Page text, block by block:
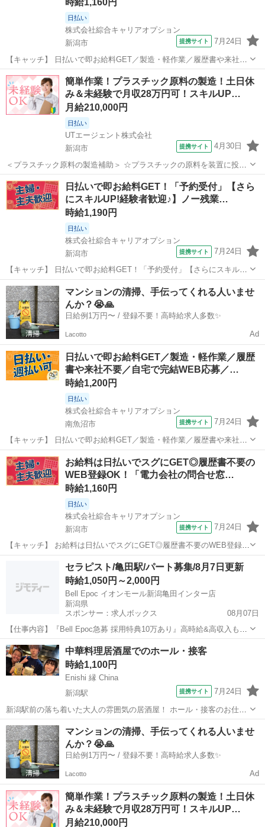
時給1,160円
日払い
株式会社綜合キャリアオプション
新潟市
提携サイト 7月24日
【キャッチ】 日払いで即お給料GET／製造・軽作業／履歴書や来社不
要／自宅で完結WEB応募／新潟市中央区周辺 【コメント】 弊社なら
事前の職場見学が多数！お仕事安心スタート★★ 「派遣では働いたこ
とが無くて気になる・・・...
新潟 新潟市 その他
簡単作業！プラスチック原料の製造！土日休
み＆未経験で月収28万円可！スキルUP…
月給210,000円
日払い
UTエージェント株式会社
新潟市
提携サイト 4月30日
＜プラスチック原料の製造補助＞ ☆プラスチックの原料を装置に投入
する作業がメイン！ 単純作業なので難しい作業はありません♪ ◆慣れ
てきたら複数台を担当していきます 同じ作業の繰り返しなのでカンタ
ンです！ ◆空調完備で快適...
新潟 新潟市 その他
日払いで即お給料GET！「予約受付」【さら
にスキルUP!経験者歓迎♪】ノー残業…
時給1,190円
日払い
株式会社綜合キャリアオプション
新潟市
提携サイト 7月24日
【キャッチ】 日払いで即お給料GET！「予約受付」【さらにスキル
UP!経験者歓迎♪】ノー残業でフリータイム!女性も多数カツヤク中♪高
時給1190円！ 【コメント】 製造のお仕事が豊富★未経験で働いてみ
たい方も大歓迎！ 「...
新潟 新潟市
マンションの清掃、手伝ってくれる人いませ
んか？😭🙏
日給例1万円〜 / 登録不要！高時給求人多数✨
Lacotto Ad
日払いで即お給料GET／製造・軽作業／履歴
書や来社不要／自宅で完結WEB応募／…
時給1,200円
日払い
株式会社綜合キャリアオプション
南魚沼市
提携サイト 7月24日
【キャッチ】 日払いで即お給料GET／製造・軽作業／履歴書や来社不
要／自宅で完結WEB応募／南魚沼市周辺 【コメント】 製造のお仕事
をお探しにおススメ♪ 「未経験でも出来る仕事ないかな・・・」 「新
しい環境でお仕事始める...
新潟 南魚沼市 その他
お給料は日払いでスグにGET◎履歴書不要の
WEB登録OK！「電力会社の問合せ窓…
時給1,160円
日払い
株式会社綜合キャリアオプション
新潟市
提携サイト 7月24日
【キャッチ】 お給料は日払いでスグにGET◎履歴書不要のWEB登録
OK！「電力会社の問合せ窓口対応」高時給1160円！新潟周辺！20代～
40代のスタッフが多数活躍中★ 【コメント】 弊社なら事前の職場見学
が多数！お仕事安心...
その他
セラピスト/亀田駅/パート募集/8月7日更新
時給1,050円～2,000円
Bell Epoc イオンモール新潟亀田インター店
新潟県
スポンサー：求人ボックス
08月07日
【仕事内容】『Bell Epoc急募 採用特典10万あり』高時給&高収入も叶
う <募集職種> セラピスト <仕事内容> リラクゼーションセラピストと
して『癒されたい』『元気になりたい』『健康になりたい』などの悩
みを 施術でサポート...
アルバイト・パート
中華料理居酒屋でのホール・接客
時給1,100円
Enishi 縁 China
新潟駅
提携サイト 7月24日
新潟駅前の落ち着いた大人の雰囲気の居酒屋！ ホール・接客のお仕事
をお願いいたします ■オーダー、注文取り ■ドリンク作りや調理補助
■料理の配ぜん など 飲食業が初めての方もご安心ください！ 先輩スタ
ッフが優しく教えます...
新潟 新潟市 ホールスタッフ
マンションの清掃、手伝ってくれる人いませ
んか？😭🙏
日給例1万円〜 / 登録不要！高時給求人多数✨
Lacotto Ad
簡単作業！プラスチック原料の製造！土日休
み＆未経験で月収28万円可！スキルUP…
月給210,000円